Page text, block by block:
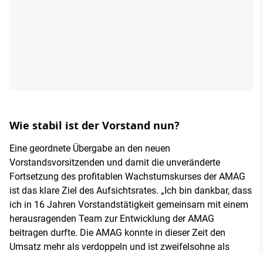
Wie stabil ist der Vorstand nun?
Eine geordnete Übergabe an den neuen
Vorstandsvorsitzenden und damit die unveränderte
Fortsetzung des profitablen Wachstumskurses der AMAG
ist das klare Ziel des Aufsichtsrates. „Ich bin dankbar, dass
ich in 16 Jahren Vorstandstätigkeit gemeinsam mit einem
herausragenden Team zur Entwicklung der AMAG
beitragen durfte. Die AMAG konnte in dieser Zeit den
Umsatz mehr als verdoppeln und ist zweifelsohne als